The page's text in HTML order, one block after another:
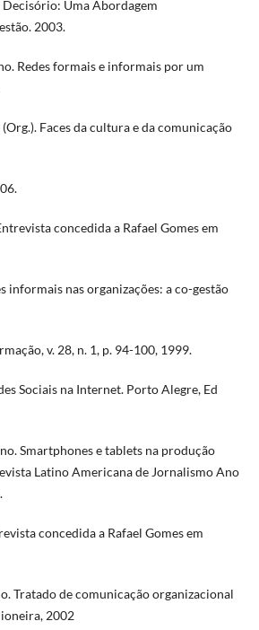
Uma Abordagem
2003.
Redes formais e informais por um
Faces da cultura e da comunicação
concedida a Rafael Gomes em
informais nas organizações: a co-gestão
v. 28, n. 1, p. 94-100, 1999.
Sociais na Internet. Porto Alegre, Ed
Smartphones e tablets na produção
Latino Americana de Jornalismo Ano
concedida a Rafael Gomes em
Tratado de comunicação organizacional
2002